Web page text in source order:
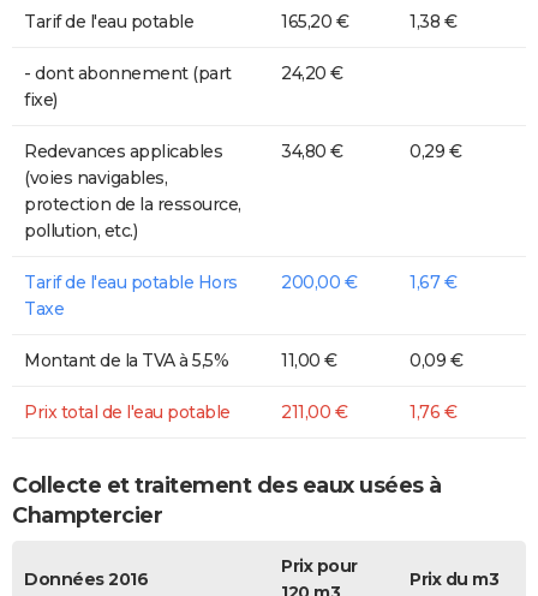
Tarif de l'eau potable 165,20 € 1,38 €
- dont abonnement (part
fixe)
24,20 €
Redevances applicables
(voies navigables,
protection de la ressource,
pollution, etc.)
34,80 € 0,29 €
Tarif de l'eau potable Hors
Taxe
200,00 € 1,67 €
Montant de la TVA à 5,5% 11,00 € 0,09 €
Prix total de l'eau potable 211,00 € 1,76 €
Collecte et traitement des eaux usées à
Champtercier
Données 2016
Prix pour
Prix du m3